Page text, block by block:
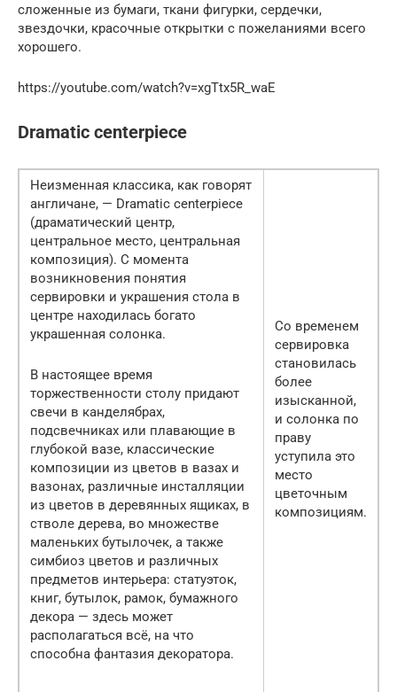
сложенные из бумаги, ткани фигурки, сердечки,
звездочки, красочные открытки с пожеланиями всего
хорошего.
https://youtube.com/watch?v=xgTtx5R_waE
Dramatic centerpiece
Неизменная классика, как говорят
англичане, — Dramatic centerpiece
(драматический центр,
центральное место, центральная
композиция). С момента
возникновения понятия
сервировки и украшения стола в
центре находилась богато
украшенная солонка.
В настоящее время
торжественности столу придают
свечи в канделябрах,
подсвечниках или плавающие в
глубокой вазе, классические
композиции из цветов в вазах и
вазонах, различные инсталляции
из цветов в деревянных ящиках, в
стволе дерева, во множестве
маленьких бутылочек, а также
симбиоз цветов и различных
предметов интерьера: статуэток,
книг, бутылок, рамок, бумажного
декора — здесь может
располагаться всё, на что
способна фантазия декоратора.
Со временем
сервировка
становилась
более
изысканной,
и солонка по
праву
уступила это
место
цветочным
композициям.